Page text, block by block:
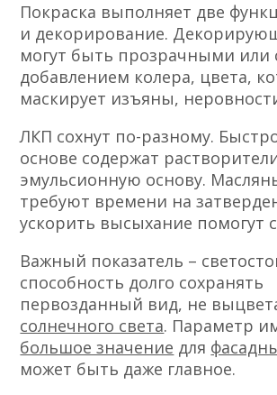
Покраска выполняет две
и декорирование.
могут быть прозрачными или
добавлением колера, цвета,
маскирует изъяны,
ЛКП сохнут по-разному.
основе содержат
эмульсионную основу.
требуют времени на
ускорить высыхание помогут
Важный показатель –
способность долго сохранять
первозданный вид, не
солнечного света. Параметр
большое значение для
может быть даже главное.